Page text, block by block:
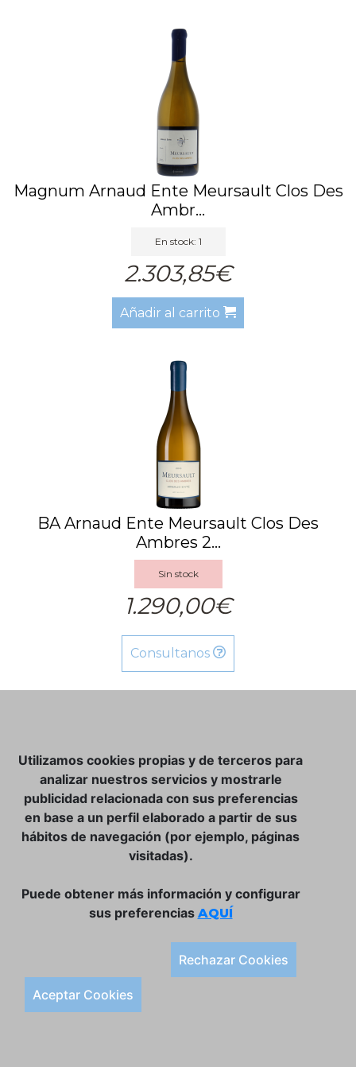
Magnum Arnaud Ente Meursault Clos Des
Ambr...
En stock: 1
2.303,85€
Añadir al carrito
BA Arnaud Ente Meursault Clos Des
Ambres 2...
Sin stock
1.290,00€
Consultanos
CLUB VINATER
CONTACTO
TIENDA ONLINE:
Plaça de la Llibertat, 22, 07760 Ciutadella
Tlf. 971 93 78 75
Utilizamos cookies propias y de terceros para
analizar nuestros servicios y mostrarle
publicidad relacionada con sus preferencias
en base a un perfil elaborado a partir de sus
hábitos de navegación (por ejemplo, páginas
visitadas).
Puede obtener más información y configurar
sus preferencias AQUÍ
Rechazar Cookies
Aceptar Cookies